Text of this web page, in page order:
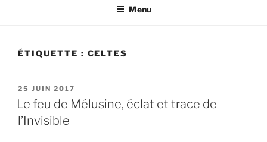
Menu
ÉTIQUETTE : CELTES
PUBLIÉ
LE
25 JUIN 2017
Le feu de Mélusine, éclat et trace de
l’Invisible